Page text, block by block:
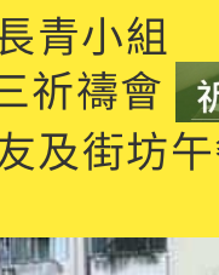
青小組
祈禱會
及街坊